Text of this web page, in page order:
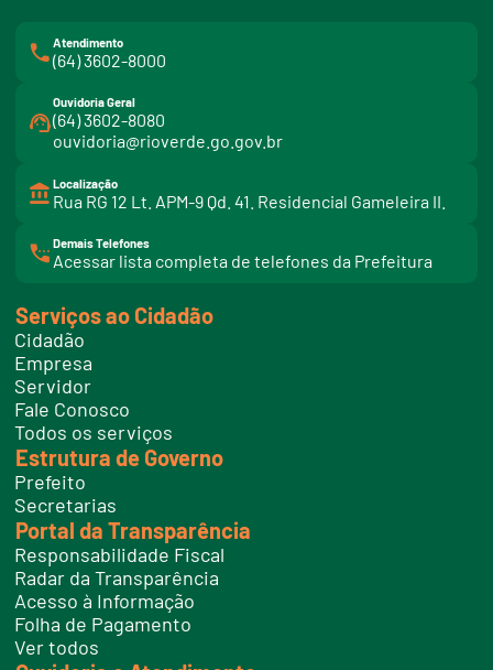
Atendimento
(64) 3602-8000
Ouvidoria Geral
(64) 3602-8080
ouvidoria@rioverde.go.gov.br
Localização
Rua RG 12 Lt. APM-9 Qd. 41. Residencial Gameleira II.
Demais Telefones
Acessar lista completa de telefones da Prefeitura
i
t
e
l
f
o
e
s
Serviços ao Cidadão
Cidadão
Empresa
Servidor
Fale Conosco
Todos os serviços
Estrutura de Governo
Prefeito
Secretarias
Portal da Transparência
Responsabilidade Fiscal
Radar da Transparência
Acesso à Informação
Folha de Pagamento
Ver todos